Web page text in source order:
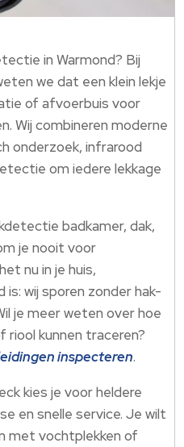
in Warmond? Bij
we dat een klein lekje
of afvoerbuis voor
Wij combineren moderne
onderzoek, infrarood
om iedere lekkage
badkamer, dak,
je nooit voor
nu in je huis,
wij sporen zonder hak-
je meer weten over hoe
riool kunnen traceren?
inspecteren.​
kies je voor heldere
en snelle service.​ Je wilt
met vochtplekken of